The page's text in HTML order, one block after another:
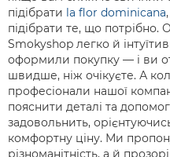
підібрати la flor dominicana
підібрати те, що
Smokyshop легко й
оформили покупку — і ви
швидше, ніж очікуєте. А
професіонали нашої
пояснити деталі та
задовольнить,
комфортну ціну. Ми
різноманітність, а й